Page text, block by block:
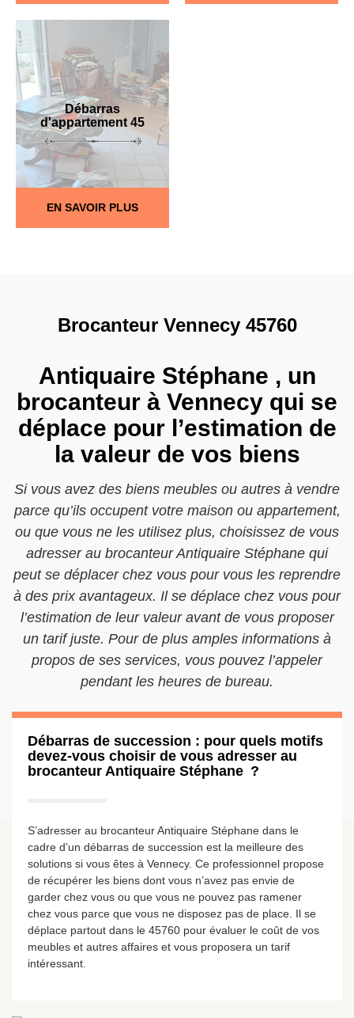
Débarras
d'appartement 45
EN SAVOIR PLUS
Brocanteur Vennecy 45760
Antiquaire Stéphane , un
brocanteur à Vennecy qui se
déplace pour l’estimation de
la valeur de vos biens
Si vous avez des biens meubles ou autres à vendre
parce qu’ils occupent votre maison ou appartement,
ou que vous ne les utilisez plus, choisissez de vous
adresser au brocanteur Antiquaire Stéphane qui
peut se déplacer chez vous pour vous les reprendre
à des prix avantageux. Il se déplace chez vous pour
l’estimation de leur valeur avant de vous proposer
un tarif juste. Pour de plus amples informations à
propos de ses services, vous pouvez l’appeler
pendant les heures de bureau.
Débarras de succession : pour quels motifs
devez-vous choisir de vous adresser au
brocanteur Antiquaire Stéphane ?
S’adresser au brocanteur Antiquaire Stéphane dans le
cadre d’un débarras de succession est la meilleure des
solutions si vous êtes à Vennecy. Ce professionnel propose
de récupérer les biens dont vous n’avez pas envie de
garder chez vous ou que vous ne pouvez pas ramener
chez vous parce que vous ne disposez pas de place. Il se
déplace partout dans le 45760 pour évaluer le coût de vos
meubles et autres affaires et vous proposera un tarif
intéressant.